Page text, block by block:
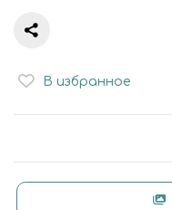
В избранное